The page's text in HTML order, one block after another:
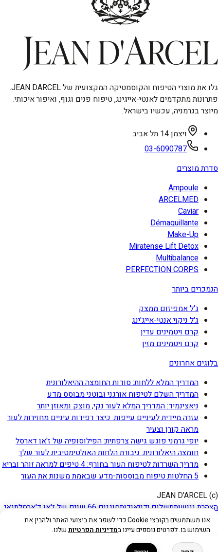
גלו את מוצרי הטיפוח והקוסמטיקה המקצועית של JEAN DARCEL.
פתרונות מתקדמים לאנטי-אייגינג, טיפוח פנים וגוף, ואיפור איכותי.
מיוצר בגרמניה, עכשיו בישראל.
ויצמן 14 תל אביב
03-6090787
סדרת מוצרים
Ampoule
ARCELMED
Caviar
Démaquillante
Make-Up
Miratense Lift Detox
Multibalance
PERFECTION CORPS
הנמכרים ביותר
ג'ל אמפיזום ממצק
ג'ל ניקוי אנטי-אייג'ינג
קרם ויטמינים עדין
קרם ויטמינים מזין
בלוגים אחרונים
המדריך המלא ללחות: סודות החומצה ההיאלורונית
המדריך השלם לטיפוח אורגני ובוטני מבוסס מדע
ניאצינמיד: המדריך המלא לעור נקי, מוצק ומאוזן יותר
עזרה מיידית לעיניים עייפות: כיצד רפידות עיניים מחזירות לעור
מראה קורן וצעיר
יופי גרמני פוגש גישה צרפתית: הפילוסופיה של ז'אן דארסל
חומצה היאלורונית: גיבורת הלחות האולטימטיבית לעור שלך
מדריך השרדות לטיפוח העור בחורף: 4 טיפים למראה זוהר ובריא
5 החלטות טיפוח מבוססות-מדע שבאמת משנות את העור
(c) JEAN D'ARCEL
הצהרת נגישותתשלום ידניאודותחוגגים 66 שנים של ז'אן ד'ארסל
תנאי
שימושמדיניות הפרטיות
התקשרו אלינו
אנו משתמשים בקובצי Cookie כדי לשפר את ביצועי האתר ולהבין את
השימוש בו. לפרטים נוספים עיינו במדיניות הפרטיותשלנו.